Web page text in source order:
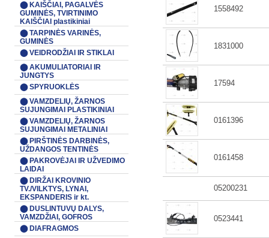
⬤ KAIŠČIAI, PAGALVĖS
GUMINĖS, TVIRTINIMO
KAIŠČIAI plastikiniai
⬤ TARPINĖS VARINĖS,
GUMINĖS
⬤ VEIDRODŽIAI IR STIKLAI
⬤ AKUMULIATORIAI IR
JUNGTYS
⬤ SPYRUOKLĖS
⬤ VAMZDELIŲ, ŽARNOS
SUJUNGIMAI PLASTIKINIAI
⬤ VAMZDELIŲ, ŽARNOS
SUJUNGIMAI METALINIAI
⬤ PIRŠTINĖS DARBINĖS,
UŽDANGOS TENTINĖS
⬤ PAKROVĖJAI IR UŽVEDIMO
LAIDAI
⬤ DIRŽAI KROVINIO
TV./VILKTYS, LYNAI,
EKSPANDERIS ir kt.
⬤ DUSLINTUVŲ DALYS,
VAMZDŽIAI, GOFROS
⬤ DIAFRAGMOS
1558492
1831000
17594
0161396
0161458
05200231
0523441